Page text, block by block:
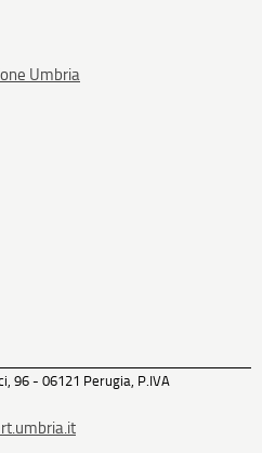
Umbria
96 - 06121 Perugia, P.IVA